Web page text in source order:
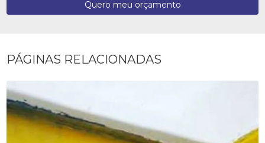
Quero meu orçamento
PÁGINAS RELACIONADAS